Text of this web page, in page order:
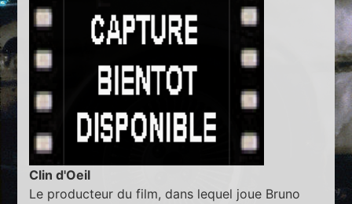
Clin d'Oeil
Le producteur du film, dans lequel joue Bruno